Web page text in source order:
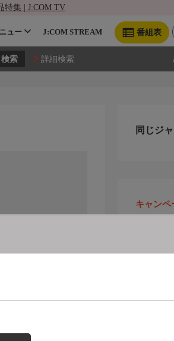
特集 | J:COM TV
番組表
ュー J:COM STREAM
詳細検索
同じジ
キャンペ